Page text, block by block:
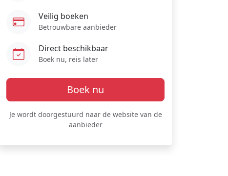
Veilig boeken
Betrouwbare aanbieder
Direct beschikbaar
Boek nu, reis later
Boek nu
Je wordt doorgestuurd naar de website van de
aanbieder